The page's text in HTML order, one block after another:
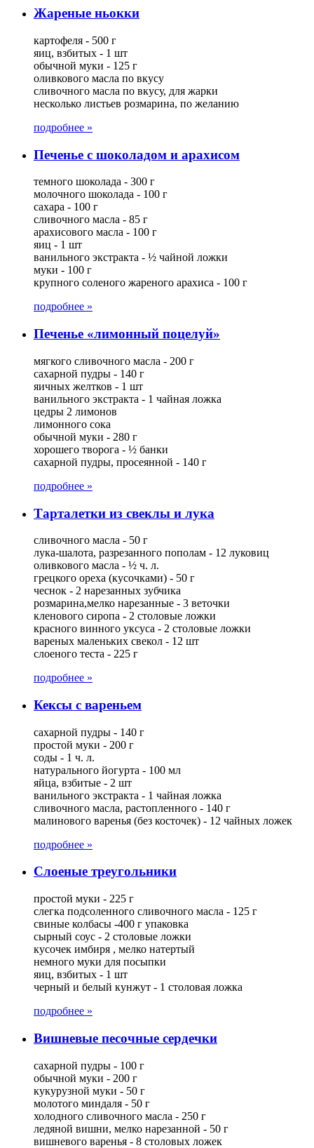
Жареные ньокки
картофеля - 500 г
яиц, взбитых - 1 шт
обычной муки - 125 г
оливкового масла по вкусу
сливочного масла по вкусу, для жарки
несколько листьев розмарина, по желанию
подробнее »
Печенье с шоколадом и арахисом
темного шоколада - 300 г
молочного шоколада - 100 г
сахара - 100 г
сливочного масла - 85 г
арахисового масла - 100 г
яиц - 1 шт
ванильного экстракта - ½ чайной ложки
муки - 100 г
крупного соленого жареного арахиса - 100 г
подробнее »
Печенье «лимонный поцелуй»
мягкого сливочного масла - 200 г
сахарной пудры - 140 г
яичных желтков - 1 шт
ванильного экстракта - 1 чайная ложка
цедры 2 лимонов
лимонного сока
обычной муки - 280 г
хорошего творога - ½ банки
сахарной пудры, просеянной - 140 г
подробнее »
Тарталетки из свеклы и лука
сливочного масла - 50 г
лука-шалота, разрезанного пополам - 12 луковиц
оливкового масла - ½ ч. л.
грецкого ореха (кусочками) - 50 г
чеснок - 2 нарезанных зубчика
розмарина,мелко нарезанные - 3 веточки
кленового сиропа - 2 столовые ложки
красного винного уксуса - 2 столовые ложки
вареных маленьких свекол - 12 шт
слоеного теста - 225 г
подробнее »
Кексы с вареньем
сахарной пудры - 140 г
простой муки - 200 г
соды - 1 ч. л.
натурального йогурта - 100 мл
яйца, взбитые - 2 шт
ванильного экстракта - 1 чайная ложка
сливочного масла, растопленного - 140 г
малинового варенья (без косточек) - 12 чайных ложек
подробнее »
Слоеные треугольники
простой муки - 225 г
слегка подсоленного сливочного масла - 125 г
свиные колбасы -400 г упаковка
сырный соус - 2 столовые ложки
кусочек имбиря , мелко натертый
немного муки для посыпки
яиц, взбитых - 1 шт
черный и белый кунжут - 1 столовая ложка
подробнее »
Вишневые песочные сердечки
сахарной пудры - 100 г
обычной муки - 200 г
кукурузной муки - 50 г
молотого миндаля - 50 г
холодного сливочного масла - 250 г
ледяной вишни, мелко нарезанной - 50 г
вишневого варенья - 8 столовых ложек